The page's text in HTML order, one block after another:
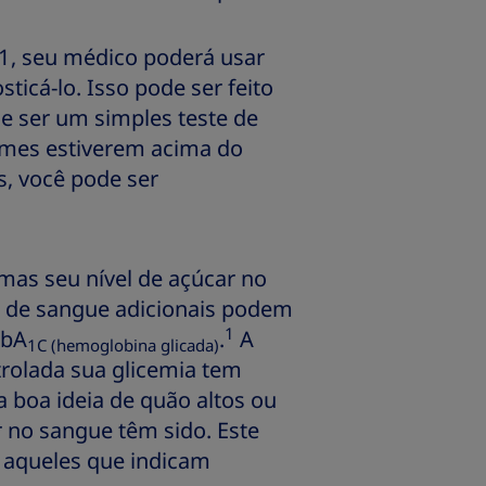
seu médico poderá usar
lo. Isso pode ser feito
ser um simples teste de
estiverem acima do
você pode ser
seu nível de açúcar no
sangue adicionais podem
1C (hemoglobina glicada).1 A
sua glicemia tem
boa ideia de quão altos ou
sangue têm sido. Este
que indicam